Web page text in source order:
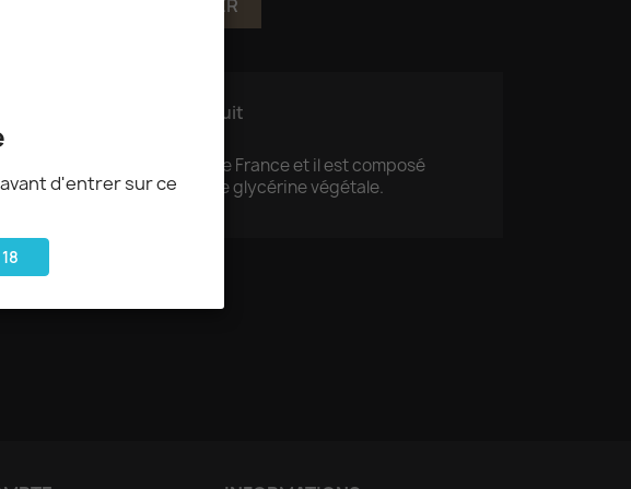
AJOUTER AU PANIER
Détails du produit
en France par Eliquide France et il est composé
de propylène glycol, et de glycérine végétale.
d'entrer sur ce